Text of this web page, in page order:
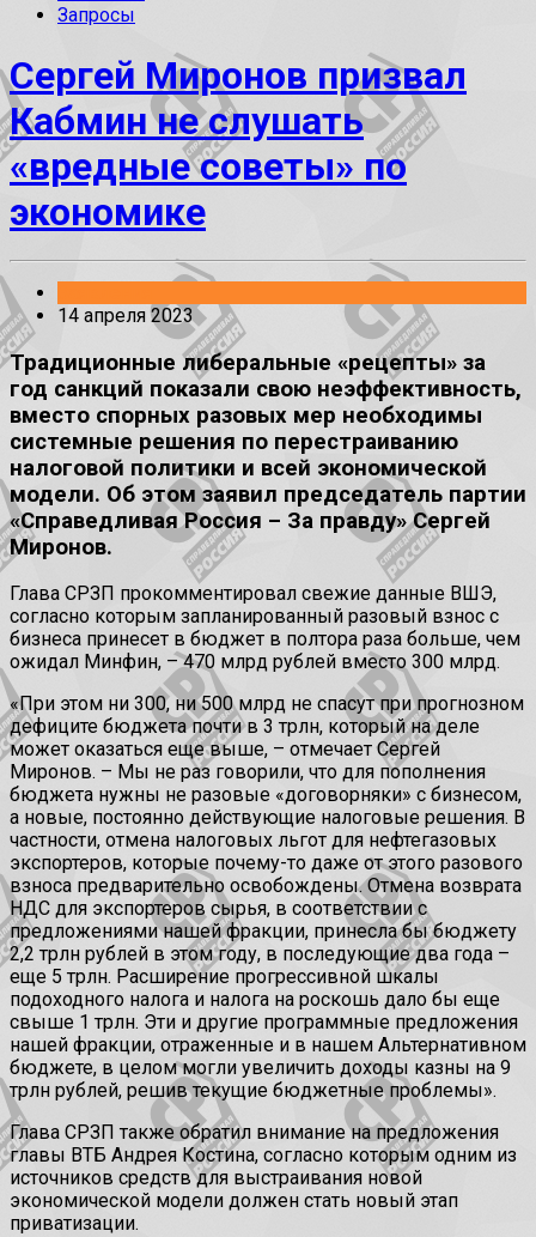
Запросы
Сергей Миронов призвал
Кабмин не слушать
«вредные советы» по
экономике
14 апреля 2023
Традиционные либеральные «рецепты» за
год санкций показали свою неэффективность,
вместо спорных разовых мер необходимы
системные решения по перестраиванию
налоговой политики и всей экономической
модели. Об этом заявил председатель партии
«Справедливая Россия – За правду» Сергей
Миронов.
Глава СРЗП прокомментировал свежие данные ВШЭ,
согласно которым запланированный разовый взнос с
бизнеса принесет в бюджет в полтора раза больше, чем
ожидал Минфин, – 470 млрд рублей вместо 300 млрд.
«При этом ни 300, ни 500 млрд не спасут при прогнозном
дефиците бюджета почти в 3 трлн, который на деле
может оказаться еще выше, – отмечает Сергей
Миронов. – Мы не раз говорили, что для пополнения
бюджета нужны не разовые «договорняки» с бизнесом,
а новые, постоянно действующие налоговые решения. В
частности, отмена налоговых льгот для нефтегазовых
экспортеров, которые почему-то даже от этого разового
взноса предварительно освобождены. Отмена возврата
НДС для экспортеров сырья, в соответствии с
предложениями нашей фракции, принесла бы бюджету
2,2 трлн рублей в этом году, в последующие два года –
еще 5 трлн. Расширение прогрессивной шкалы
подоходного налога и налога на роскошь дало бы еще
свыше 1 трлн. Эти и другие программные предложения
нашей фракции, отраженные и в нашем Альтернативном
бюджете, в целом могли увеличить доходы казны на 9
трлн рублей, решив текущие бюджетные проблемы».
Глава СРЗП также обратил внимание на предложения
главы ВТБ Андрея Костина, согласно которым одним из
источников средств для выстраивания новой
экономической модели должен стать новый этап
приватизации.